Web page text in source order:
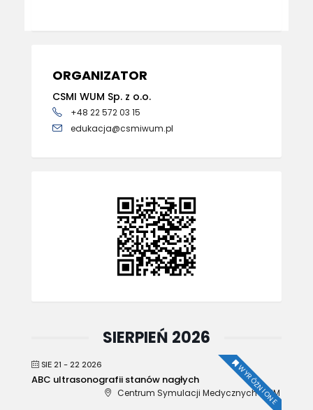
ORGANIZATOR
CSMI WUM Sp. z o.o.
+48 22 572 03 15
edukacja@csmiwum.pl
SIERPIEŃ 2026
SIE 21 - 22 2026 WYRÓŻNIONE
ABC ultrasonografii stanów nagłych
Centrum Symulacji Medycznych WUM